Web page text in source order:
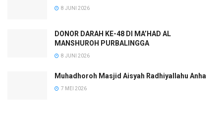
8 JUNI 2026
DONOR DARAH KE-48 DI MA’HAD AL
MANSHUROH PURBALINGGA
8 JUNI 2026
Muhadhoroh Masjid Aisyah Radhiyallahu Anha
7 MEI 2026